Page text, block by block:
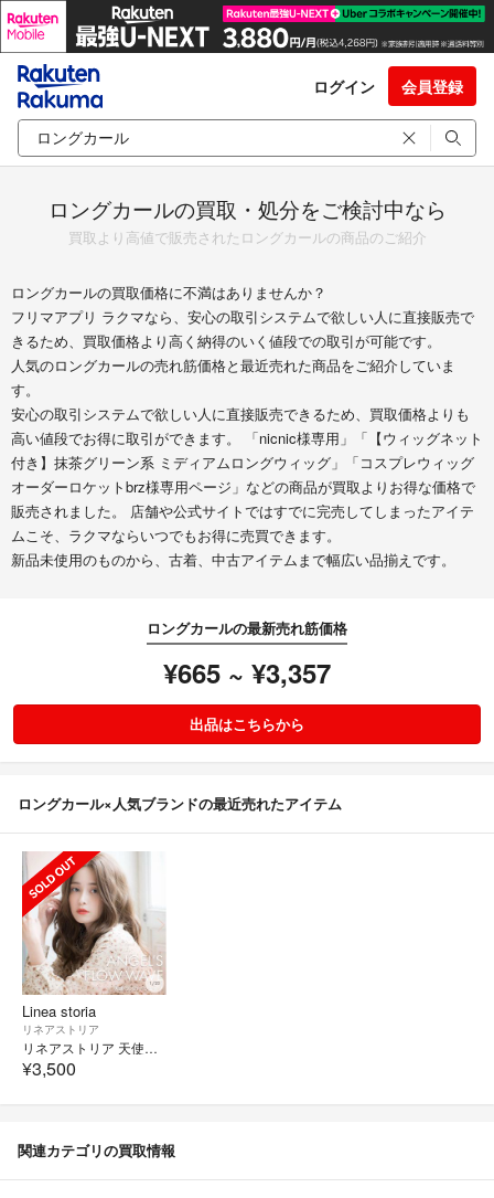
ログイン 会員登録
ロングカールの買取・処分をご検討中なら
買取より高値で販売されたロングカールの商品のご紹介
ロングカールの買取価格に不満はありませんか？
フリマアプリ ラクマなら、安心の取引システムで欲しい人に直接販売で
きるため、買取価格より高く納得のいく値段での取引が可能です。
人気のロングカールの売れ筋価格と最近売れた商品をご紹介していま
す。
安心の取引システムで欲しい人に直接販売できるため、買取価格よりも
高い値段でお得に取引ができます。 「nicnic様専用」「【ウィッグネット
付き】抹茶グリーン系 ミディアムロングウィッグ」「コスプレウィッグ
オーダーロケットbrz様専用ページ」などの商品が買取よりお得な価格で
販売されました。 店舗や公式サイトではすでに完売してしまったアイテ
ムこそ、ラクマならいつでもお得に売買できます。
新品未使用のものから、古着、中古アイテムまで幅広い品揃えです。
ロングカールの最新売れ筋価格
¥665 ~ ¥3,357
出品はこちらから
ロングカール×人気ブランドの最近売れたアイテム
Linea storia
リネアストリア
リネアストリア 天使シリーズ フルウィッグ
¥3,500
関連カテゴリの買取情報